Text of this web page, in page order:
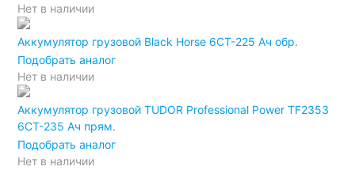
Нет в наличии
Аккумулятор грузовой Black Horse 6СТ-225 Ач обр.
Подобрать аналог
Нет в наличии
Аккумулятор грузовой TUDOR Professional Power TF2353
6СТ-235 Ач прям.
Подобрать аналог
Нет в наличии